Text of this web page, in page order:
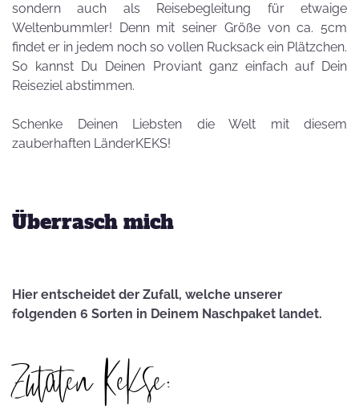
sondern auch als Reisebegleitung für etwaige
Weltenbummler! Denn mit seiner Größe von ca. 5cm
findet er in jedem noch so vollen Rucksack ein Plätzchen.
So kannst Du Deinen Proviant ganz einfach auf Dein
Reiseziel abstimmen.
Schenke Deinen Liebsten die Welt mit diesem
zauberhaften LänderKEKS!
Überrasch mich
Hier entscheidet der Zufall, welche unserer
folgenden 6 Sorten in Deinem Naschpaket landet.
Zutaten Kekse: